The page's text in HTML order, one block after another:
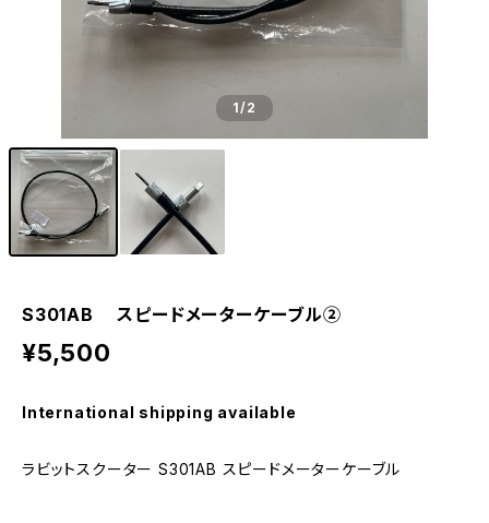
1/2
S301AB スピードメーターケーブル②
¥5,500
International shipping available
ラビットスクーター S301AB スピードメーターケーブル